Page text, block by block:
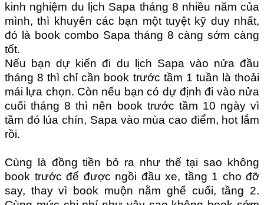
kinh nghiệm du lịch Sapa tháng 8 nhiều năm của
mình, thì khuyên các bạn một tuyệt kỹ duy nhất,
đó là book combo Sapa tháng 8 càng sớm càng
tốt.
Nếu bạn dự kiến đi du lịch Sapa vào nửa đầu
tháng 8 thì chỉ cần book trước tầm 1 tuần là thoải
mái lựa chọn. Còn nếu bạn có dự định đi vào nửa
cuối tháng 8 thì nên book trước tầm 10 ngày vì
tầm đó lúa chín, Sapa vào mùa cao điểm, hot lắm
rồi.
Cùng là đồng tiền bỏ ra như thế tại sao không
book trước để được ngồi đầu xe, tầng 1 cho đỡ
say, thay vì book muộn nằm ghế cuối, tầng 2.